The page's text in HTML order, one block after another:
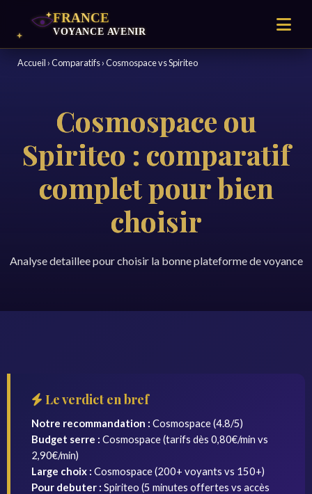
Accueil ›Comparatifs›Cosmospace vs Spiriteo
Cosmospace ou
Spiriteo : comparatif
complet pour bien
choisir
Analyse detaillee pour choisir la bonne plateforme de voyance
Le verdict en bref
Notre recommandation : Cosmospace (4.8/5)
Budget serre : Cosmospace (tarifs dès 0,80€/min vs
2,90€/min)
Large choix : Cosmospace (200+ voyants vs 150+)
Pour debuter : Spiriteo (5 minutes offertes vs accès